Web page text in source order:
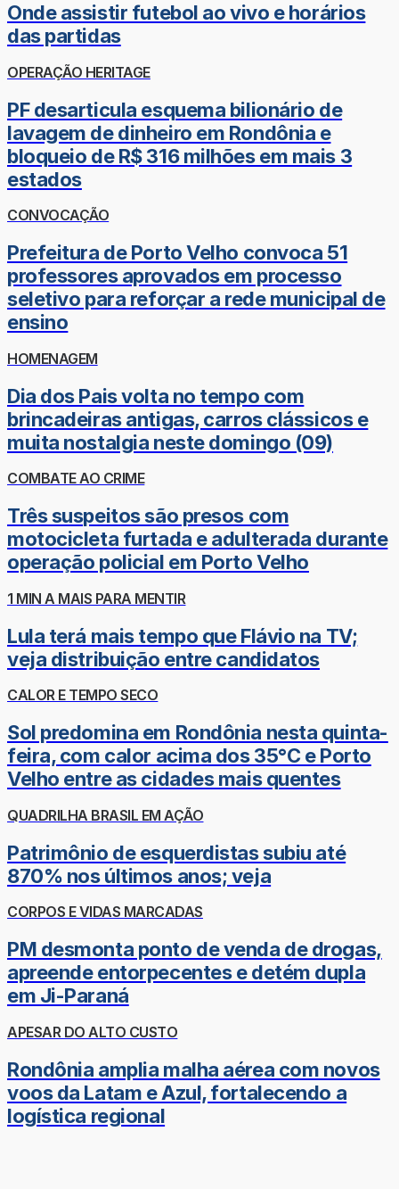
Onde assistir futebol ao vivo e horários
das partidas
OPERAÇÃO HERITAGE
PF desarticula esquema bilionário de
lavagem de dinheiro em Rondônia e
bloqueio de R$ 316 milhões em mais 3
estados
CONVOCAÇÃO
Prefeitura de Porto Velho convoca 51
professores aprovados em processo
seletivo para reforçar a rede municipal de
ensino
HOMENAGEM
Dia dos Pais volta no tempo com
brincadeiras antigas, carros clássicos e
muita nostalgia neste domingo (09)
COMBATE AO CRIME
Três suspeitos são presos com
motocicleta furtada e adulterada durante
operação policial em Porto Velho
1 MIN A MAIS PARA MENTIR
Lula terá mais tempo que Flávio na TV;
veja distribuição entre candidatos
CALOR E TEMPO SECO
Sol predomina em Rondônia nesta quinta-
feira, com calor acima dos 35°C e Porto
Velho entre as cidades mais quentes
QUADRILHA BRASIL EM AÇÃO
Patrimônio de esquerdistas subiu até
870% nos últimos anos; veja
CORPOS E VIDAS MARCADAS
PM desmonta ponto de venda de drogas,
apreende entorpecentes e detém dupla
em Ji-Paraná
APESAR DO ALTO CUSTO
Rondônia amplia malha aérea com novos
voos da Latam e Azul, fortalecendo a
logística regional